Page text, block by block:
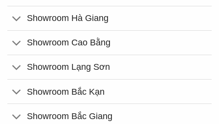
Showroom Hà Giang
Showroom Cao Bằng
Showroom Lạng Sơn
Showroom Bắc Kạn
Showroom Bắc Giang